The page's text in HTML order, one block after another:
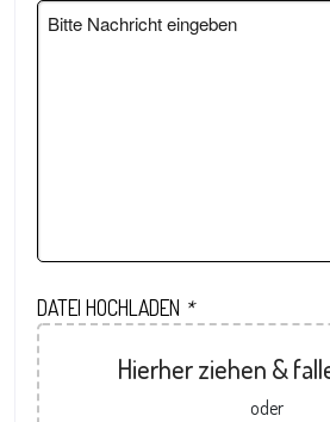
DATEI HOCHLADEN *
Hierher ziehen &
oder